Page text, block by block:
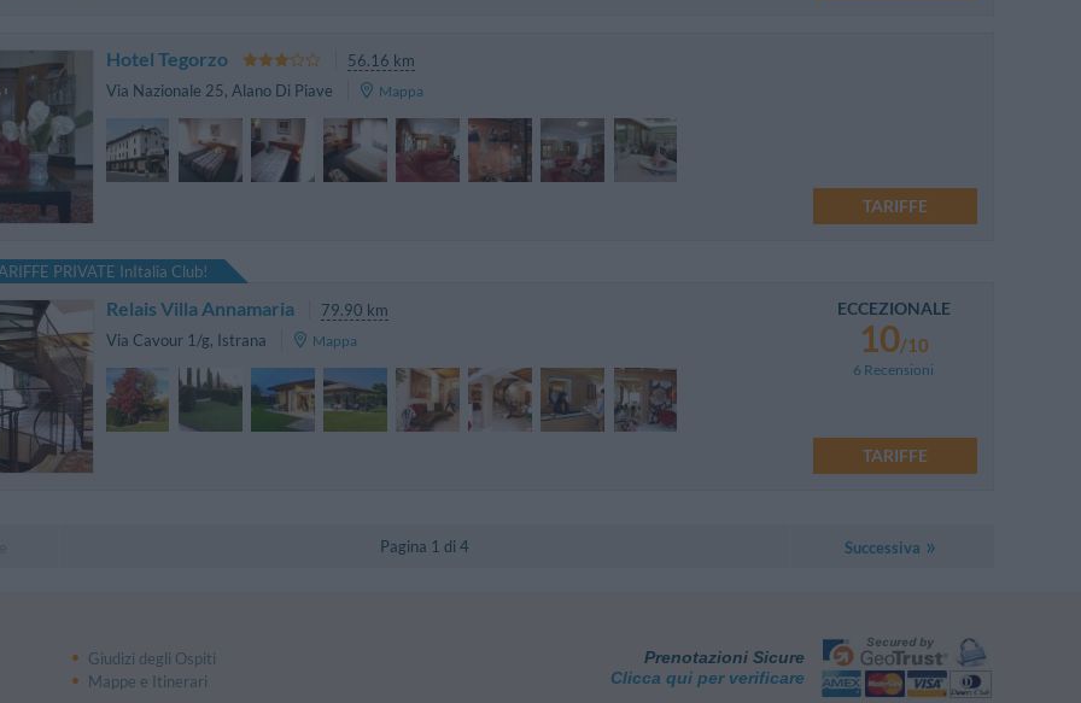
Hotel Tegorzo
56.16 km
Via Nazionale 25, Alano Di Piave Mappa
TARIFFE
PRIVATE InItalia Club!
Relais Villa Annamaria
79.90 km
Via Cavour 1/g, Istrana Mappa
ECCEZIONALE
10/10
6 Recensioni
TARIFFE
Pagina 1 di 4 Successiva
Giudizi degli Ospiti
Mappe e Itinerari
Prenotazioni Sicure
Clicca qui per verificare